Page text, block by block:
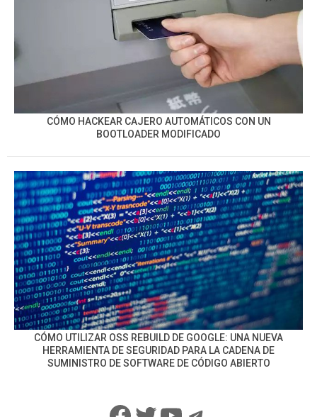
CÓMO HACKEAR CAJERO AUTOMÁTICOS CON UN
BOOTLOADER MODIFICADO
CÓMO UTILIZAR OSS REBUILD DE GOOGLE: UNA NUEVA
HERRAMIENTA DE SEGURIDAD PARA LA CADENA DE
SUMINISTRO DE SOFTWARE DE CÓDIGO ABIERTO